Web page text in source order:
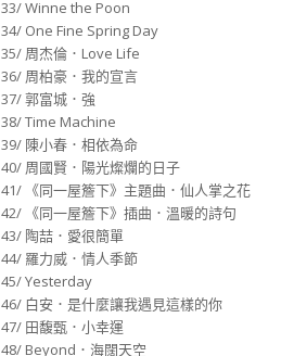
33/ Winne the Poon
34/ One Fine Spring Day
35/ 周杰倫．Love Life
36/ 周柏豪．我的宣言
37/ 郭富城．強
38/ Time Machine
39/ 陳小春．相依為命
40/ 周國賢．陽光燦爛的日子
41/ 《同一屋簷下》主題曲．仙人掌之花
42/ 《同一屋簷下》插曲．溫暖的詩句
43/ 陶喆．愛很簡單
44/ 羅力威．情人季節
45/ Yesterday
46/ 白安．是什麼讓我遇見這樣的你
47/ 田馥甄．小幸運
48/ Beyond．海闊天空